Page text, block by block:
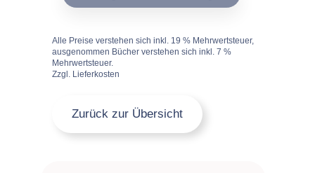
quantity
Alle Preise verstehen sich inkl. 19 % Mehrwertsteuer,
ausgenommen Bücher verstehen sich inkl. 7 %
Mehrwertsteuer.
Zzgl. Lieferkosten
Zurück zur Übersicht